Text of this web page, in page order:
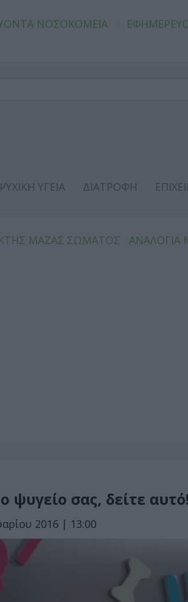
ΝΟΣΟΚΟΜΕΙΑ
ΥΓΕΙΑ ΔΙΑΤΡΟΦΗ
ΜΑΖΑΣ ΣΩΜΑΤΟΣ
ψυγείο σας, δείτε αυτό!
2016 | 13:00